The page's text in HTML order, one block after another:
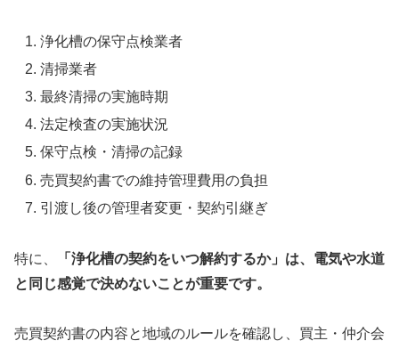
浄化槽の保守点検業者
清掃業者
最終清掃の実施時期
法定検査の実施状況
保守点検・清掃の記録
売買契約書での維持管理費用の負担
引渡し後の管理者変更・契約引継ぎ
特に、
「浄化槽の契約をいつ解約するか」は、電気や水道
と同じ感覚で決めないことが重要です。
売買契約書の内容と地域のルールを確認し、買主・仲介会